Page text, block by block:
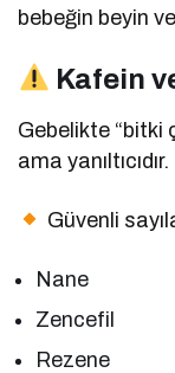
bebeğin beyin
Kafein
Gebelikte “bitki
ama
Güvenli
Nane
Zencefil
Rezene